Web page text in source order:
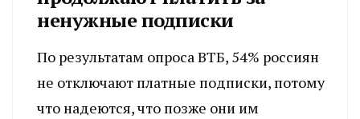
ненужные подписки
По результатам опроса ВТБ, 54% россиян
не отключают платные подписки, потому
что надеются, что позже они им